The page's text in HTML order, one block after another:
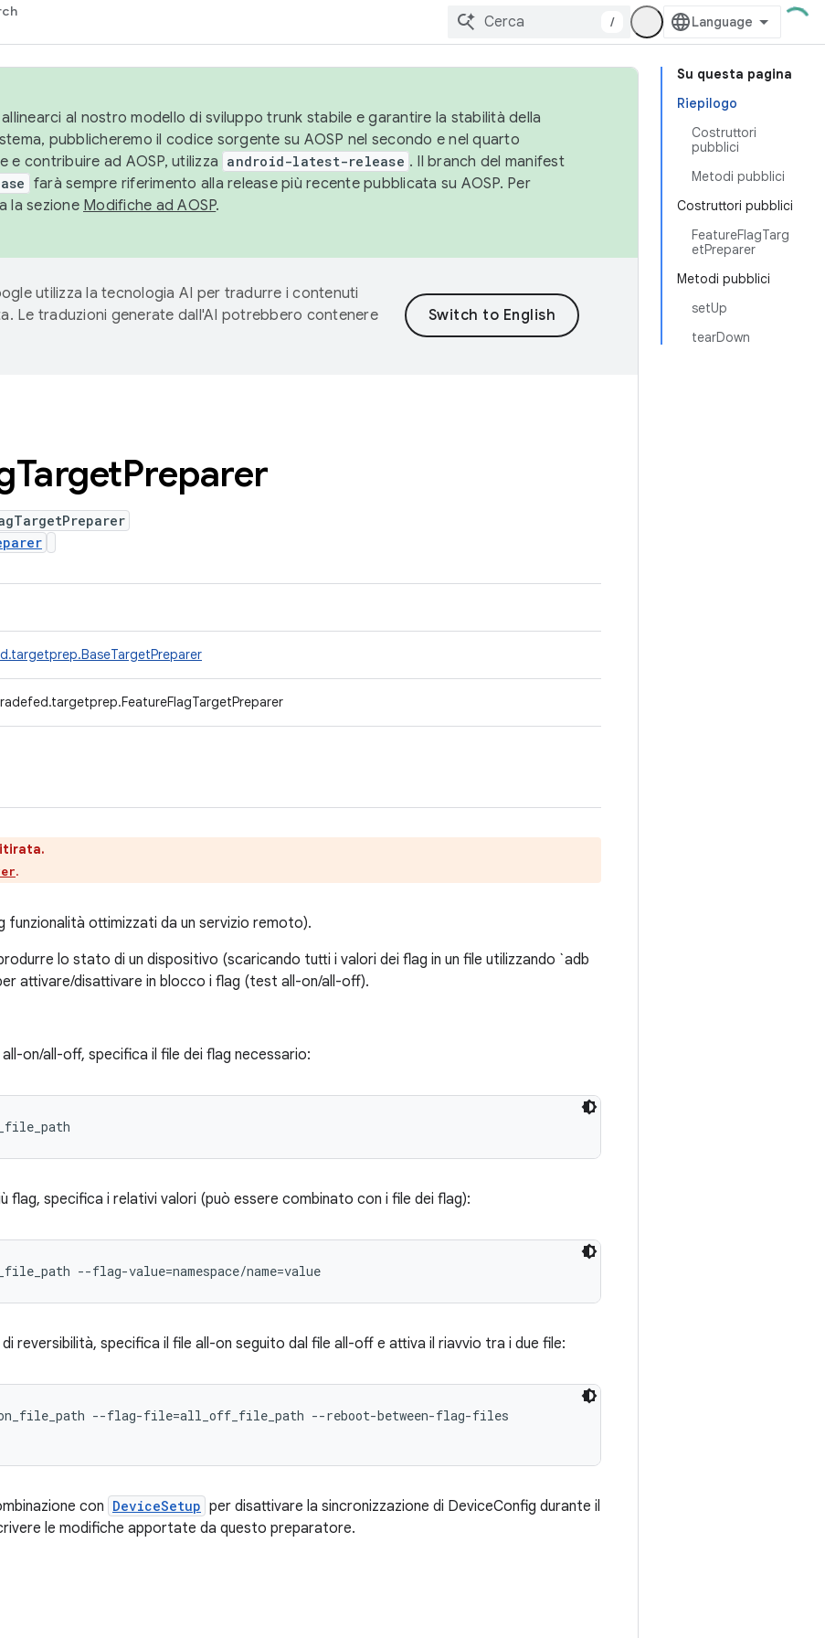
/
Su questa pagina
Riepilogo
Costruttori
pubblici
Metodi pubblici
Costruttori pubblici
FeatureFlagTarg
etPreparer
Metodi pubblici
setUp
tearDown
al nostro modello di sviluppo trunk stabile e garantire la stabilità della
pubblicheremo il codice sorgente su AOSP nel secondo e nel quarto
e contribuire ad AOSP, utilizza android-latest-release . Il branch del manifest
farà sempre riferimento alla release più recente pubblicata su AOSP. Per
la sezione Modifiche ad AOSP.
utilizza la tecnologia AI per tradurre i contenuti
Le traduzioni generate dall'AI potrebbero contenere
TargetPreparer
.
funzionalità ottimizzati da un servizio remoto).
lo stato di un dispositivo (scaricando tutti i valori dei flag in un file utilizzando `adb
attivare/disattivare in blocco i flag (test all-on/all-off).
on/all-off, specifica il file dei flag necessario:
flag, specifica i relativi valori (può essere combinato con i file dei flag):
--flag-value=namespace/name=value
reversibilità, specifica il file all-on seguito dal file all-off e attiva il riavvio tra i due file:
--flag-file=all_off_file_path --reboot-between-flag-files
con DeviceSetup per disattivare la sincronizzazione di DeviceConfig durante il
le modifiche apportate da questo preparatore.